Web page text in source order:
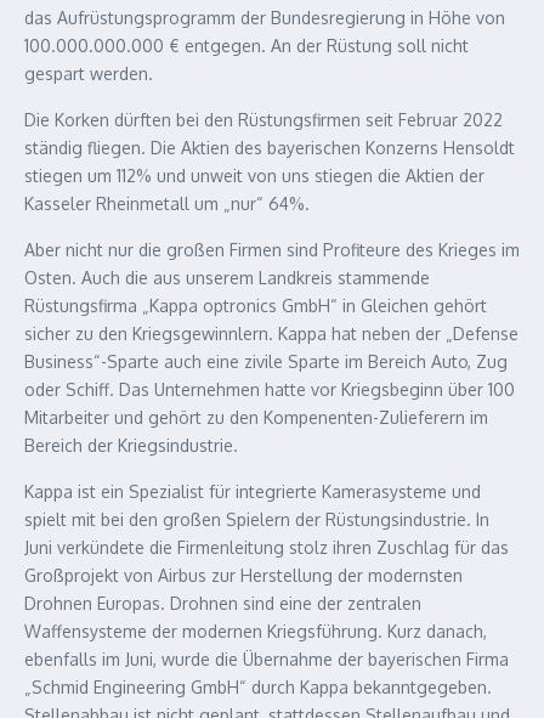
das Aufrüstungsprogramm der Bundesregierung in Höhe von
100.000.000.000 € entgegen. An der Rüstung soll nicht
gespart werden.
Die Korken dürften bei den Rüstungsfirmen seit Februar 2022
ständig fliegen. Die Aktien des bayerischen Konzerns Hensoldt
stiegen um 112% und unweit von uns stiegen die Aktien der
Kasseler Rheinmetall um „nur“ 64%.
Aber nicht nur die großen Firmen sind Profiteure des Krieges im
Osten. Auch die aus unserem Landkreis stammende
Rüstungsfirma „Kappa optronics GmbH“ in Gleichen gehört
sicher zu den Kriegsgewinnlern. Kappa hat neben der „Defense
Business“-Sparte auch eine zivile Sparte im Bereich Auto, Zug
oder Schiff. Das Unternehmen hatte vor Kriegsbeginn über 100
Mitarbeiter und gehört zu den Kompenenten-Zulieferern im
Bereich der Kriegsindustrie.
Kappa ist ein Spezialist für integrierte Kamerasysteme und
spielt mit bei den großen Spielern der Rüstungsindustrie. In
Juni verkündete die Firmenleitung stolz ihren Zuschlag für das
Großprojekt von Airbus zur Herstellung der modernsten
Drohnen Europas. Drohnen sind eine der zentralen
Waffensysteme der modernen Kriegsführung. Kurz danach,
ebenfalls im Juni, wurde die Übernahme der bayerischen Firma
„Schmid Engineering GmbH“ durch Kappa bekanntgegeben.